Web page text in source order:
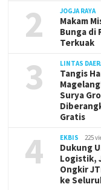
2 JOGJA RAYA
Makam
Bunga di
Terkuak
3 LINTAS
Tangis
Surya
Gratis
4 EKBIS 225
Dukung
Logistik,
Ongkir
ke